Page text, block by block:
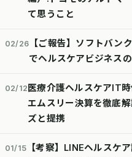
て思うこと
02/26
【ご報告】ソフトバン
でヘルスケアビジネス
02/12医療介護ヘルスケアIT
エムスリー決算を徹底
ズと提携
01/15
【考察】LINEヘルスケ